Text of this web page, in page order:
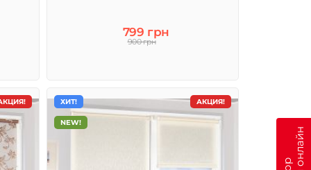
799 грн
900 грн
АКЦИЯ!
ХИТ!
NEW!